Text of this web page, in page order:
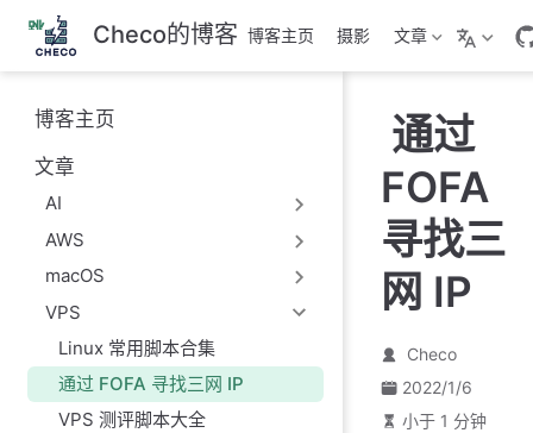
跳
至
主
要
內
容
Checo的博客 博客主页 摄影 文章
博客主页
文章
AI
AWS
macOS
VPS
Linux 常用脚本合集
通过 FOFA 寻找三网 IP
VPS 测评脚本大全
通过
FOFA
寻找三
网 IP
Checo
2022/1/6
小于 1 分钟